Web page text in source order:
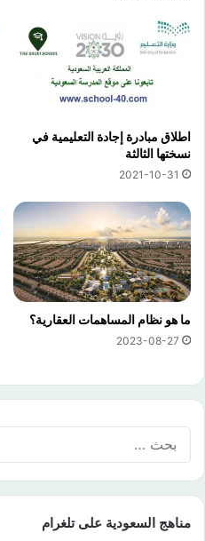
اطلاق مبادرة إجادة التعليمية في
نسختها الثالثة
2021-10-31
ما هو نظام المساهمات العقارية؟
2023-08-27
مناهج السعودية على تلغرام